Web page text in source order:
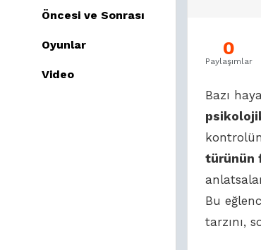
0
Paylaşımlar
Bazı
türünün
Bu
tarzını,
Öncesi ve Sonrası
Oyunlar
Video